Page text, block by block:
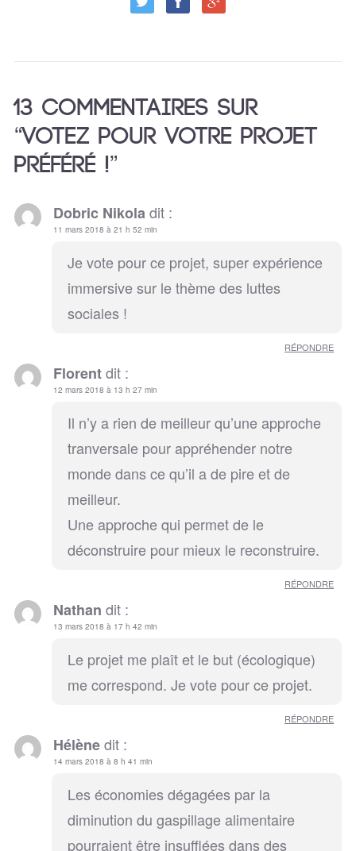
13 COMMENTAIRES SUR
“VOTEZ POUR VOTRE PROJET
PRÉFÉRÉ !”
Dobric Nikoladit :
11 mars 2018 à 21 h 52 min
Je vote pour ce projet, super expérience
immersive sur le thème des luttes
sociales !
RÉPONDRE
Florentdit :
12 mars 2018 à 13 h 27 min
Il n’y a rien de meilleur qu’une approche
tranversale pour appréhender notre
monde dans ce qu’il a de pire et de
meilleur.
Une approche qui permet de le
déconstruire pour mieux le reconstruire.
RÉPONDRE
Nathan dit :
13 mars 2018 à 17 h 42 min
Le projet me plaît et le but (écologique)
me correspond. Je vote pour ce projet.
RÉPONDRE
Hélènedit :
14 mars 2018 à 8 h 41 min
Les économies dégagées par la
diminution du gaspillage alimentaire
pourraient être insufflées dans des